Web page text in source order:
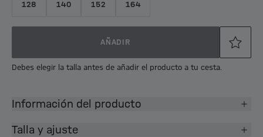
128 140 152 164
AÑADIR
Debes elegir la talla antes de añadir el producto a tu cesta.
Información del producto
Talla y ajuste